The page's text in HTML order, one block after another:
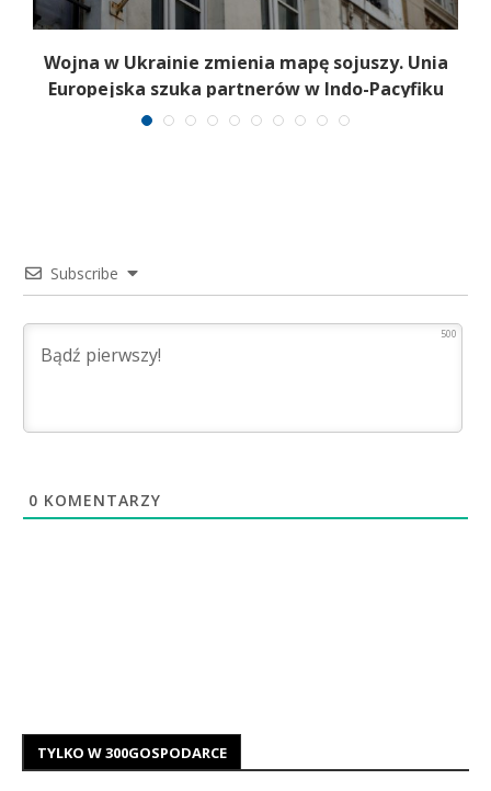
Wojna w Ukrainie zmienia mapę sojuszy. Unia
Europejska szuka partnerów w Indo-Pacyfiku
Subscribe
500
0 KOMENTARZY
TYLKO W 300GOSPODARCE